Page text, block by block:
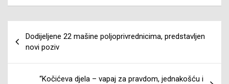
članaka
Dodijeljene 22 mašine poljoprivrednicima, predstavljen
novi poziv
“Kočićeva djela – vapaj za pravdom, jednakošću i